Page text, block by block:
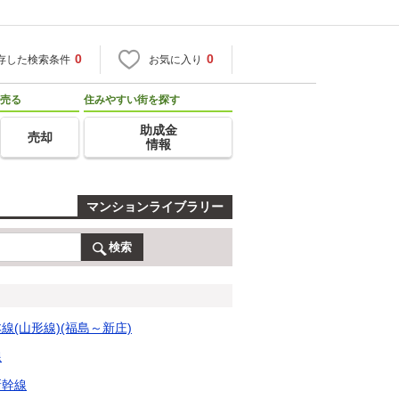
した検索条件 0 お気に入り 0
売る
売却
住みやすい街を探す
助成金
情報
マンションライブラリー
検索
(山形線)(福島～新庄)
線